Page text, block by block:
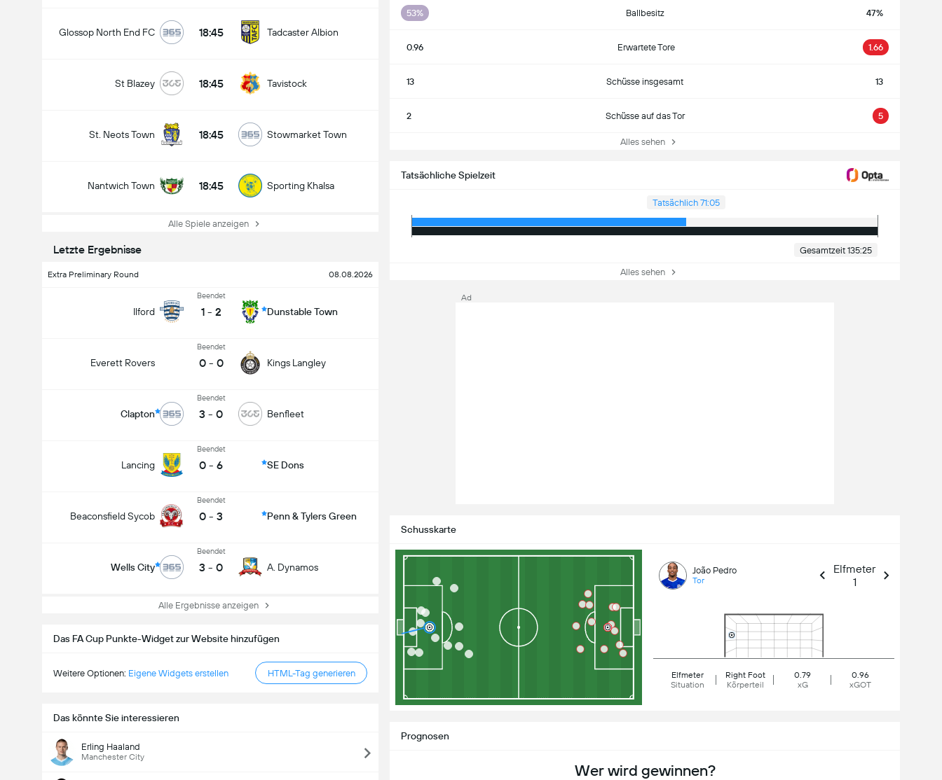
Glossop North End FC 18:45 Tadcaster Albion
St Blazey 18:45 Tavistock
St. Neots Town 18:45 Stowmarket Town
Nantwich Town 18:45 Sporting Khalsa
Alle Spiele anzeigen
Letzte Ergebnisse
Extra Preliminary Round 08.08.2026
Ilford
Beendet
1 - 2 Dunstable Town
Everett Rovers
Beendet
0 - 0 Kings Langley
Clapton
Beendet
3 - 0 Benfleet
Lancing
Beendet
0 - 6 SE Dons
Beaconsfield Sycob
Beendet
0 - 3 Penn & Tylers Green
Wells City
Beendet
3 - 0 A. Dynamos
Alle Ergebnisse anzeigen
Das FA Cup Punkte-Widget zur Website hinzufügen
Weitere Optionen: Eigene Widgets erstellen HTML-Tag generieren
Das könnte Sie interessieren
Erling Haaland
Manchester City
53% Ballbesitz 47%
0.96 Erwartete Tore 1.66
13 Schüsse insgesamt 13
2 Schüsse auf das Tor 5
Alles sehen
Tatsächliche Spielzeit
Tatsächlich 71:05
Gesamtzeit 135:25
Alles sehen
Schusskarte
João Pedro
Tor
Elfmeter
1
Elfmeter
Situation
Right Foot
Körperteil
0.79
xG
0.96
xGOT
Prognosen
Wer wird gewinnen?
Gesamtanzahl Tore im Spiel (2.5)
Ad